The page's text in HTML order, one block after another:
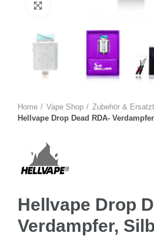
Zum Vergrössern anklicken
Home Vape Shop Zubehör &
Hellvape Drop Dead RDA-
Hellvape Drop
Verdampfer,